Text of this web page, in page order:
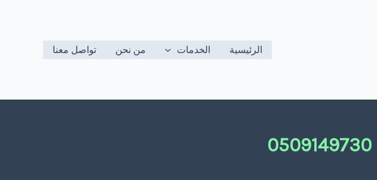
الرئيسية الخدمات من نحن تواصل معنا